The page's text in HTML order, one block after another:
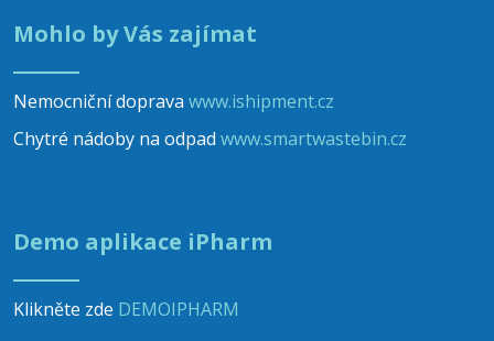
Mohlo by Vás zajímat
Nemocniční doprava www.ishipment.cz
Chytré nádoby na odpad www.smartwastebin.cz
Demo aplikace iPharm
Klikněte zde DEMOIPHARM